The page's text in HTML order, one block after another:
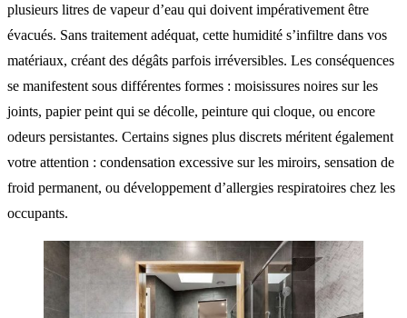
plusieurs litres de vapeur d’eau qui doivent impérativement être
évacués. Sans traitement adéquat, cette humidité s’infiltre dans vos
matériaux, créant des dégâts parfois irréversibles. Les conséquences
se manifestent sous différentes formes : moisissures noires sur les
joints, papier peint qui se décolle, peinture qui cloque, ou encore
odeurs persistantes. Certains signes plus discrets méritent également
votre attention : condensation excessive sur les miroirs, sensation de
froid permanent, ou développement d’allergies respiratoires chez les
occupants.